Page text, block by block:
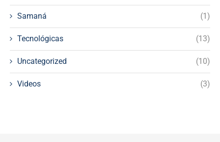
Samaná (1)
Tecnológicas (13)
Uncategorized (10)
Videos (3)